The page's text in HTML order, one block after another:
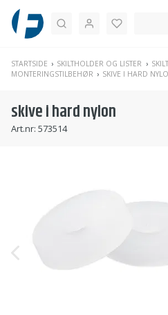
Søk
STARTSIDE SKILTHOLDER OG LISTER
MONTERINGSTILBEHØR
SKIVE I HARD
skive i hard nylon
Art.nr: 573514